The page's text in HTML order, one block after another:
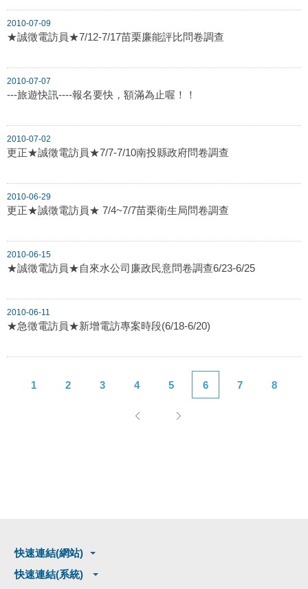
2010-07-09
★誠徵電訪員★7/12-7/17苗栗廉能評比問卷調查
2010-07-07
---旅遊快訊----報名要快，額滿為止喔！！
2010-07-02
更正★誠徵電訪員★7/7-7/10南投縣政府問卷調查
2010-06-29
更正★誠徵電訪員★ 7/4~7/7苗栗衛生局問卷調查
2010-06-15
★誠徵電訪員★自來水公司廉政民意問卷調查6/23-6/25
2010-06-11
★急徵電訪員★新增電訪專案時段(6/18-6/20)
1 2 3 4 5 6 7 8
快速連結(網站)
快速連結(系統)